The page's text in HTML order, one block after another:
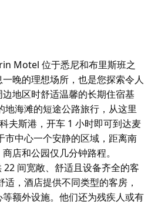
Motel 位于悉尼和布里斯班之
晚的理想场所，也是您探索令人
地区时舒适温馨的长期住宿基
地海滩的短途公路旅行，从这里
夫斯港，开车 1 小时即可到达麦
市中心一个安静的区域，距离南
店和公园仅几分钟路程。
间宽敞、舒适且设备齐全的客
，酒店提供不同类型的客房，
额外设施。他们还为残疾人或有